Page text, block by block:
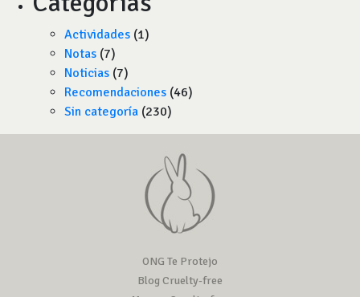
Actividades (1)
Notas (7)
Noticias (7)
Recomendaciones (46)
Sin categoría (230)
ONG Te Protejo
Blog Cruelty-free